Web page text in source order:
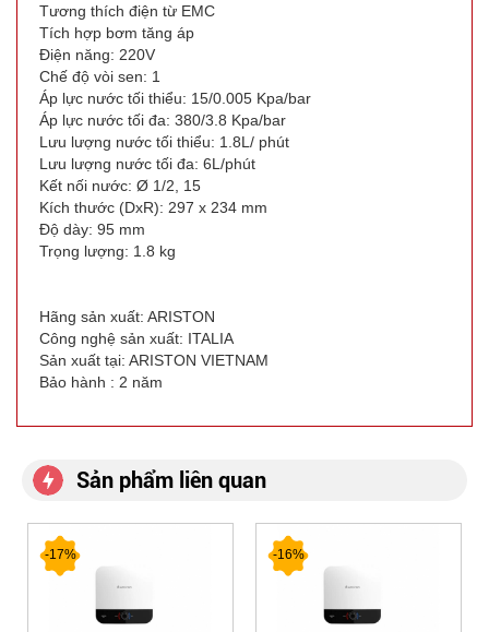
Tương thích điện từ EMC
Tích hợp bơm tăng áp
Điện năng: 220V
Chế độ vòi sen: 1
Áp lực nước tối thiểu: 15/0.005 Kpa/bar
Áp lực nước tối đa: 380/3.8 Kpa/bar
Lưu lượng nước tối thiểu: 1.8L/ phút
Lưu lượng nước tối đa: 6L/phút
Kết nối nước: Ø 1/2, 15
Kích thước (DxR): 297 x 234 mm
Độ dày: 95 mm
Trọng lượng: 1.8 kg
Hãng sản xuất: ARISTON
Công nghệ sản xuất: ITALIA
Sản xuất tại: ARISTON VIETNAM
Bảo hành : 2 năm
Sản phẩm liên quan
-17% -16%